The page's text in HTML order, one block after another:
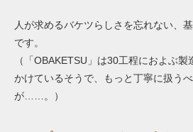
人が求めるバケツらしさを忘れない、
です。
（「OBAKETSU」は30工程におよぶ
かけているそうで、もっと丁寧に扱う
が……。）